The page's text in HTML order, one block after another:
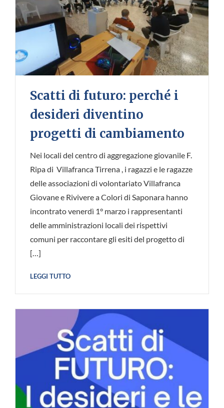
Scatti di futuro: perché i
desideri diventino
progetti di cambiamento
Nei locali del centro di aggregazione giovanile F.
Ripa di Villafranca Tirrena , i ragazzi e le ragazze
delle associazioni di volontariato Villafranca
Giovane e Rivivere a Colori di Saponara hanno
incontrato venerdì 1° marzo i rappresentanti
delle amministrazioni locali dei rispettivi
comuni per raccontare gli esiti del progetto di
[…]
LEGGI TUTTO